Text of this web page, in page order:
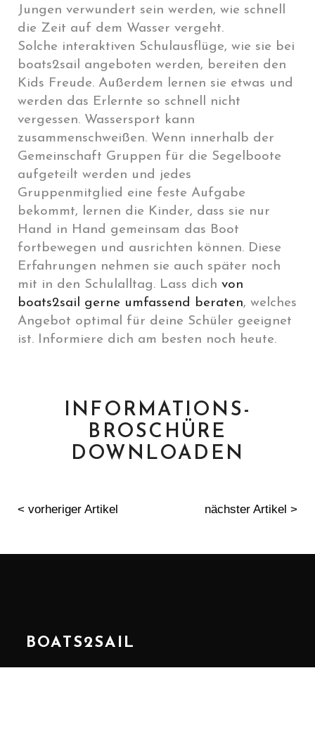
Jungen verwundert sein werden, wie schnell
die Zeit auf dem Wasser vergeht.
Solche interaktiven Schulausflüge, wie sie bei
boats2sail angeboten werden, bereiten den
Kids Freude. Außerdem lernen sie etwas und
werden das Erlernte so schnell nicht
vergessen. Wassersport kann
zusammenschweißen. Wenn innerhalb der
Gemeinschaft Gruppen für die Segelboote
aufgeteilt werden und jedes
Gruppenmitglied eine feste Aufgabe
bekommt, lernen die Kinder, dass sie nur
Hand in Hand gemeinsam das Boot
fortbewegen und ausrichten können. Diese
Erfahrungen nehmen sie auch später noch
mit in den Schulalltag. Lass dich von
boats2sail gerne umfassend beraten, welches
Angebot optimal für deine Schüler geeignet
ist. Informiere dich am besten noch heute.
INFORMATIONS-
BROSCHÜRE
DOWNLOADEN
< vorheriger Artikel nächster Artikel >
BOATS2SAIL